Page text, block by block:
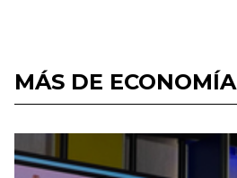
MÁS DE ECONOMÍA